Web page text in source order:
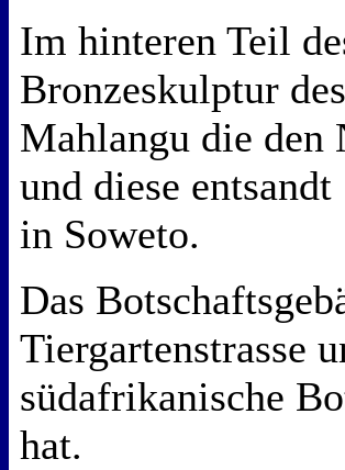
Im hinteren Teil
Bronzeskulptur
Mahlangu die den
und diese
in Soweto.
Das
Tiergartenstrasse
südafrikanische
hat.